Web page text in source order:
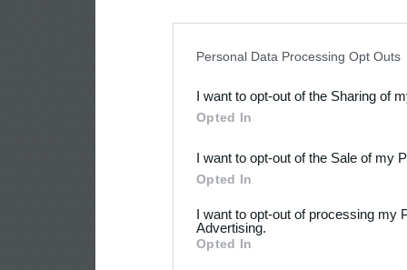
Downstream Participants
third parties.
Personal Data Processing Opt Outs
I want to opt-out of the Sharing of
Opted In
I want to opt-out of the Sale of my
Opted In
I want to opt-out of processing my
Advertising.
Opted In